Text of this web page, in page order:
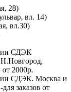
28)
вл. 14)
вл.30)
СДЭК
от 2000р.
СДЭК. Москва и
заказов от